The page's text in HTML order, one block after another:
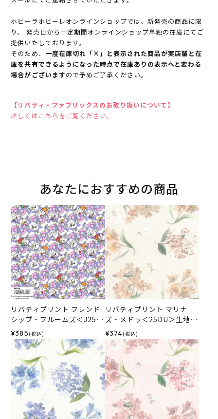
ホビーラホビーレオンラインショップでは、新発売の商品に限
り、 発売日から一定期間オンラインショップ単独の在庫にてご
提供いたしております。
そのため、 一度在庫切れ「×」と表示された商品が実店舗と在
庫を共有できるようになった時点で在庫ありの表示へと変わる
場合がございますので予めご了承ください。
【リバティ・ファブリックスのお取り扱いについて】
詳しくはこちらをご覧ください。
あなたにおすすめの商品
リバティプリント フレンド
シップ・ブルームズ＜J25C
＞生地 （リバティ・ファブ
リックス）2025SS
¥385 (税込)
リバティプリント マリナ
ズ・メドゥ＜25DU＞生地
（リバティ・ファブリック
ス）2025SS
¥374 (税込)